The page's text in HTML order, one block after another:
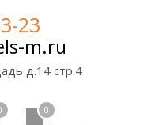
23
m.ru
д.14 стр.4
0